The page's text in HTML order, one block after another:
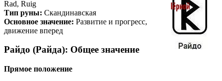
Rad, Ruig
Тип руны: Скандинавская
Основное значение: Развитие и прогресс,
движение вперед
Райдо (Райда): Общее значение
Прямое положение